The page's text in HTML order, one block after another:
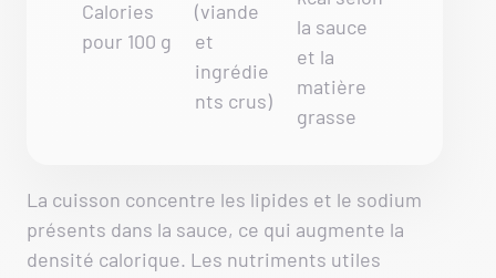
Calories
pour 100 g
(viande
et
ingrédie
nts crus)
la sauce
et la
matière
grasse
La cuisson concentre les lipides et le sodium
présents dans la sauce, ce qui augmente la
densité calorique. Les nutriments utiles